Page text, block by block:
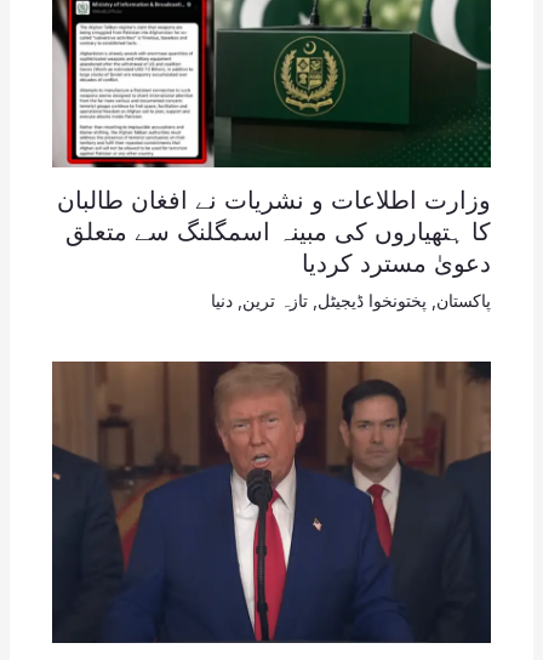
وزارت اطلاعات و نشریات نے افغان طالبان
کا ہتھیاروں کی مبینہ اسمگلنگ سے متعلق
دعویٰ مسترد کردیا
پاکستان پختونخوا ڈیجیٹل تازہ ترین دنیا